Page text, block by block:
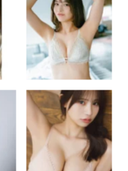
初回は、75分スペシ
瀬 森川葵 宮舘涼